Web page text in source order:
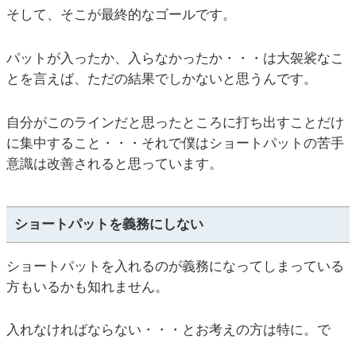
そして、そこが最終的なゴールです。
パットが入ったか、入らなかったか・・・は大袈裟なこ
とを言えば、ただの結果でしかないと思うんです。
自分がこのラインだと思ったところに打ち出すことだけ
に集中すること・・・それで僕はショートパットの苦手
意識は改善されると思っています。
ショートパットを義務にしない
ショートパットを入れるのが義務になってしまっている
方もいるかも知れません。
入れなければならない・・・とお考えの方は特に。で